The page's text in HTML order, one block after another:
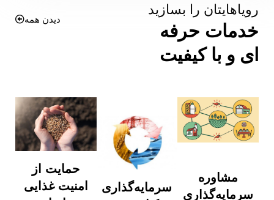
رویاهایتان را بسازید
خدمات حرفه
ای و با کیفیت
دیدن همه
مشاوره
سرمایه‌گذاری
سرمایه‌گذاری
حمایت از
امنیت غذایی